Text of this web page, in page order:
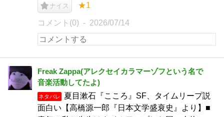
ナイス ★1
コメント(0) 2026/07/14
Freak Zappa(アレクセイカラマーゾフという名で
音楽活動してたよ)
ネタバレ
夏目漱石『こころ』SF、タイムリープ説
面白い【高橋源一郎『日本文学盛衰史』より】■